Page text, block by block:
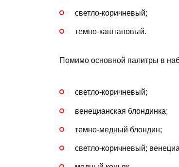
светло-коричневый;
темно-каштановый.
Помимо основной палитры в
светло-коричневый;
венецианская блондинка;
темно-медный блондин;
светло-коричневый;